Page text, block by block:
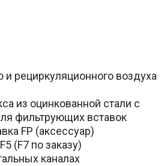
и рециркуляционного воздуха
из оцинкованной стали с
фильтрующих вставок
FP (аксессуар)
(F7 по заказу)
каналах